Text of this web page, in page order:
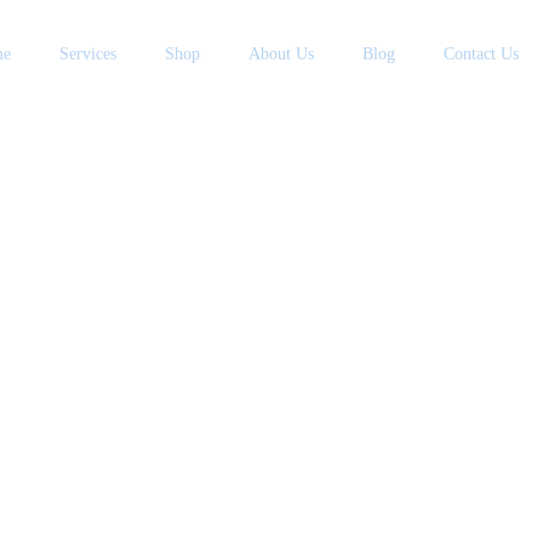
Services Shop About Us Blog Contact Us